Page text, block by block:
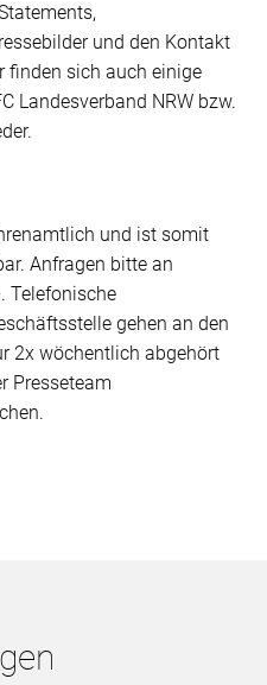
und den Kontakt
finden sich auch einige
Landesverband NRW bzw.
und ist somit
Anfragen bitte an
Telefonische
gehen an den
2x wöchentlich abgehört
Presseteam